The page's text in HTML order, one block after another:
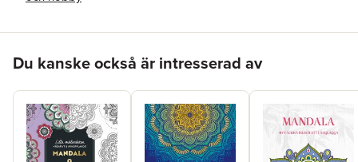
Du kanske också är intresserad av